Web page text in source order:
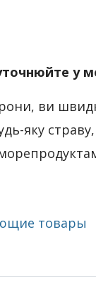
у
ви
яку
товары